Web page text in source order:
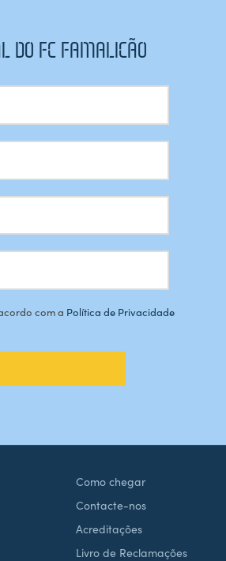
DO FC FAMALICÃO
com a Política de Privacidade
Como chegar
Contacte-nos
Acreditações
Livro de Reclamações